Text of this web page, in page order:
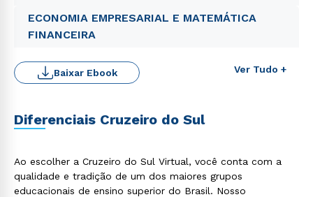
ECONOMIA EMPRESARIAL E MATEMÁTICA
FINANCEIRA
Ver Tudo +
Baixar Ebook
Diferenciais Cruzeiro do Sul
Ao escolher a Cruzeiro do Sul Virtual, você conta com a
qualidade e tradição de um dos maiores grupos
educacionais de ensino superior do Brasil. Nosso